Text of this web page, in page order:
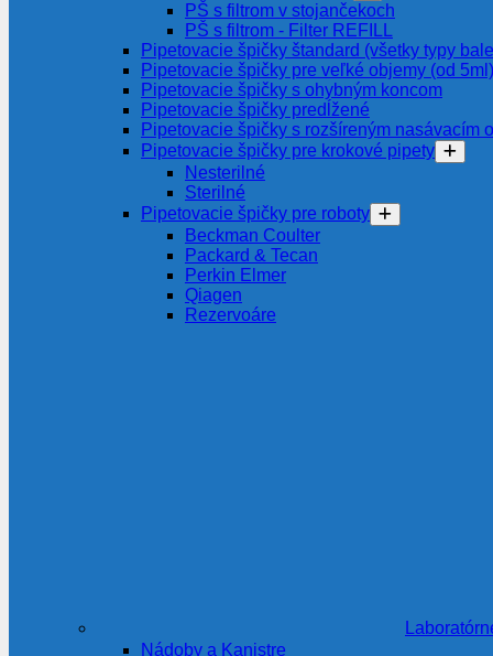
PŠ s filtrom v stojančekoch
PŠ s filtrom - Filter REFILL
Pipetovacie špičky štandard (všetky typy
Pipetovacie špičky pre veľké objemy (od 5ml)
Pipetovacie špičky s ohybným koncom
Pipetovacie špičky predĺžené
Pipetovacie špičky s rozšíreným nasávacím
Pipetovacie špičky pre krokové pipety
Nesterilné
Sterilné
Pipetovacie špičky pre roboty
Beckman Coulter
Packard & Tecan
Perkin Elmer
Qiagen
Rezervoáre
Nádoby a Kanistre